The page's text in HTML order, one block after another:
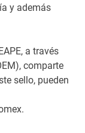
y además
a través
comparte
sello, pueden